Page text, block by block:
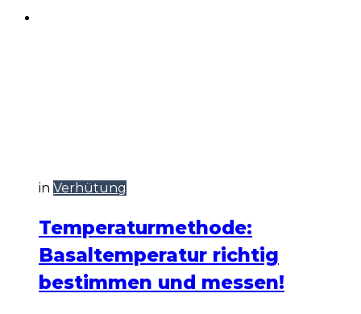
in Verhütung
Temperaturmethode:
Basaltemperatur richtig
bestimmen und messen!